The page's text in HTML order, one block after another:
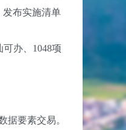
发布实施清单
办、1048项
要素交易。